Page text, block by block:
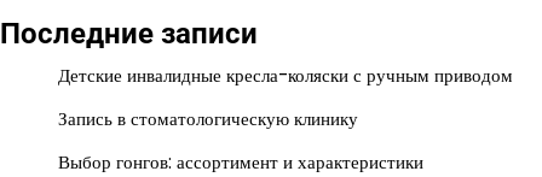
Последние записи
Детские инвалидные кресла-коляски с ручным приводом
Запись в стоматологическую клинику
Выбор гонгов: ассортимент и характеристики